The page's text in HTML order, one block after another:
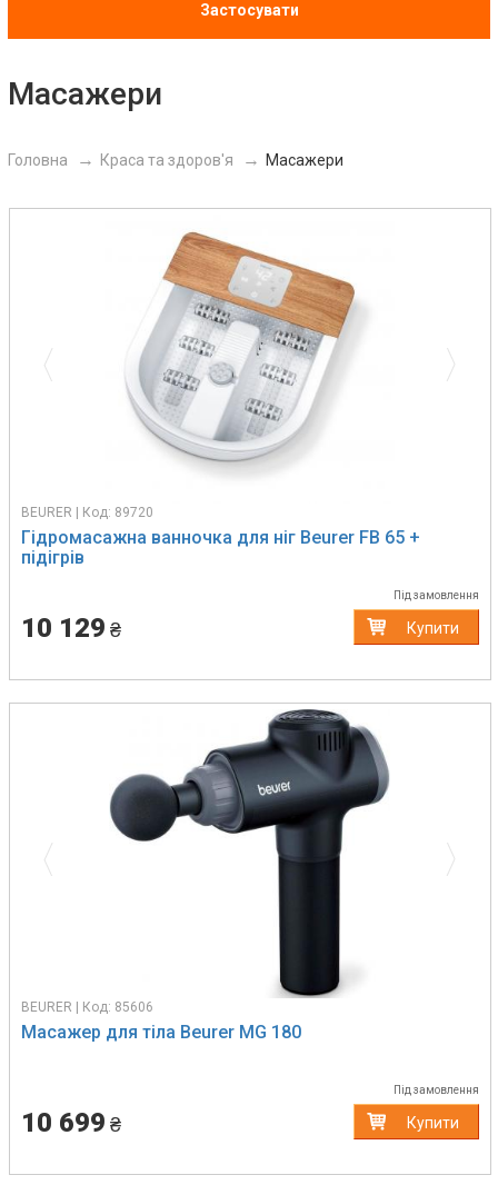
Масажери
Головна Краса та здоров'я Масажери
BEURER | Код: 89720
Гідромасажна ванночка для ніг Beurer FB 65 +
підігрів
Під замовлення
10 129 ₴ Купити
Previous
BEURER | Код: 85606
Масажер для тіла Beurer MG 180
Під замовлення
10 699 ₴ Купити
Застосувати